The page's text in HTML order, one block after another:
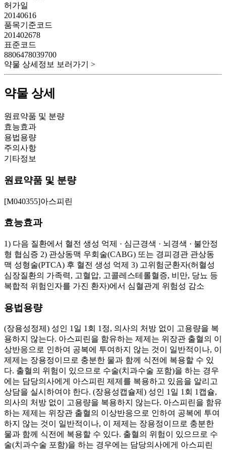
허가일
20140616
품목기준코드
201402678
표준코드
8806478039700
약물 상세정보 보러가기 >
약물 상세
원료약품 및 분량
효능효과
용법용량
주의사항
기타정보
원료약품 및 분량
[M040355]아스피린
효능효과
1) 다음 질환에서 혈전 생성 억제 · 심근경색 · 뇌경색 · 불안정
형 협심증 2) 관상동맥 우회술(CABG) 또는 경피경관 관상동
맥 성형술(PTCA) 후 혈전 생성 억제 3) 고위험군환자(허혈성
심장질환의 가족력, 고혈압, 고콜레스테롤혈증, 비만, 당뇨 등
복합적 위험인자를 가진 환자)에서 심혈관계 위험성 감소
용법용량
(장용성정제) 성인 1일 1회 1정, 의사의 처방 없이 고용량을 복
용하지 않는다. 아스피린을 함유하는 제제는 위장관 출혈의 이
상반응으로 인하여 공복에 투여하지 않는 것이 일반적이나, 이
제제는 장용정이므로 충분한 물과 함께 식전에 복용할 수 있
다. 출혈의 위험이 있으므로 수술(치과수술 포함)을 하는 경우
에는 담당의사에게 아스피린 제제를 복용하고 있음을 알리고
상담을 실시하여야 한다. (장용성캡슐제) 성인 1일 1회 1캡슐,
의사의 처방 없이 고용량을 복용하지 않는다. 아스피린을 함유
하는 제제는 위장관 출혈의 이상반응으로 인하여 공복에 투여
하지 않는 것이 일반적이나, 이 제제는 장용정이므로 충분한
물과 함께 식전에 복용할 수 있다. 출혈의 위험이 있으므로 수
술(치과수술 포함)을 하는 경우에는 담당의사에게 아스피린